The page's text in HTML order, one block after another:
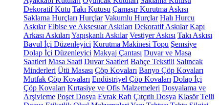
Dekoratif Kutu Takı Kutusu Çamaşır Kurutma Askısı
Saklama Hurçları Hurçlar Vakumlu Hurçlar Halı Hurcu
Askılar Elbise ve Aksesuar Askıları Dekoratif Askılar Kapı
Arkası Askıları Yapışkanlı Askılar Vestiyer Askısı Takı Askısı
Bavul İçi Düzenleyici Kurutma Makinesi Topu Şemsiye
Dolap İçi Düzenleyici Makyaj Çantası Duvar ve Masa
Saatleri Masa Saati Duvar Saatleri Bahçe Tekstili Salıncak
Minderleri Ütü Masası Çöp Kovaları Banyo Çöp Kovaları
Mutfak Çöp Kovaları Endüstriyel Çöp Kovaları Dolap İçi
Çöp Kovaları Kırtasiye ve Ofis Malzemeleri Dosyalama ve
Arşivleme Poşet Dosya Evrak Rafı Çıtçıtlı Dosya Klasör Telli